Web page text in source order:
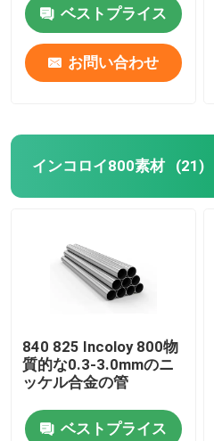
ベストプライス
お問い合わせ
インコロイ800素材 (21)
840 825 Incoloy 800物
質的な0.3-3.0mmのニ
ッケル合金の管
ベストプライス